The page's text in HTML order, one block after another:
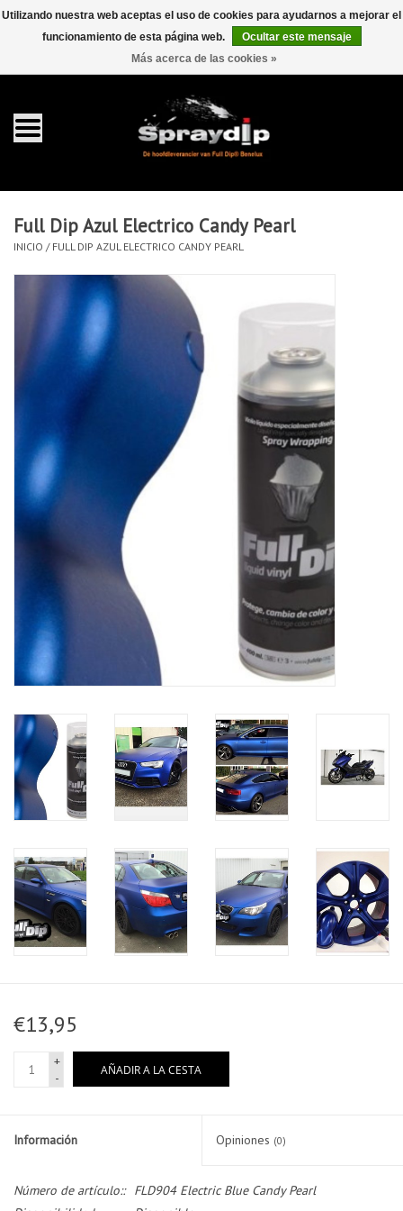
0 Artículos - €0,00
galón 4 liter
Spray 400ml
Completa dip sets
accesorios Dippen
Full Dip Azul Electrico Candy Pearl
INICIO / FULL DIP AZUL ELECTRICO CANDY PEARL
€13,95
+
-
AÑADIR A LA CESTA
Información Opiniones (0)
Número de artículo::
FLD904 Electric Blue Candy Pearl
Utilizando nuestra web aceptas el uso de cookies para ayudarnos a mejorar el
funcionamiento de esta página web.
Ocultar este mensaje
Más acerca de las cookies »